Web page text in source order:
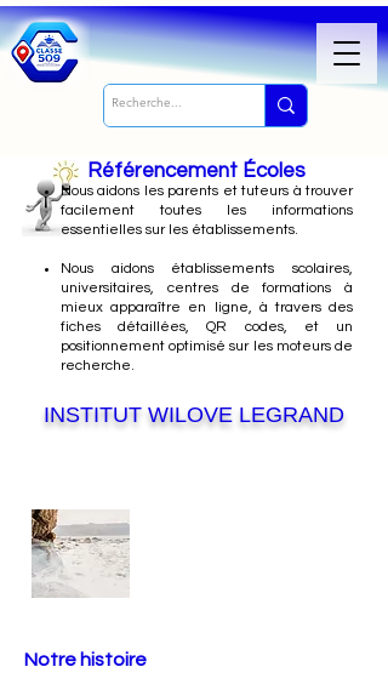
Référencement Écoles
Nousaidons les parents et tuteurs à trouver
facilement toutes les informations
essentielles sur les établissements.
Nous aidons établissements scolaires,
universitaires, centres de formations à
mieux apparaître en ligne, à travers des
fiches détaillées, QR codes, et un
positionnement optimisé sur les moteurs de
recherche.
INSTITUT WILOVE LEGRAND
Notre histoire